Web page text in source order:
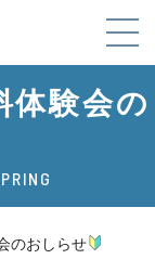
体験会の
のおしらせ